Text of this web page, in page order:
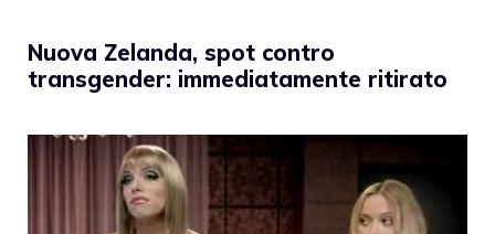
Nuova Zelanda, spot contro
transgender: immediatamente ritirato